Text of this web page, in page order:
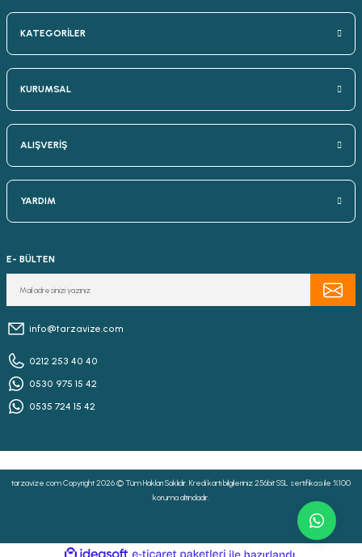
KATEGORİLER
KURUMSAL
ALIŞVERİŞ
YARDIM
E- BÜLTEN
info@tarzavize.com
0212 253 40 40
0530 975 15 42
0535 724 15 42
tarzavize.com Copyright 2026 © Tüm Hakları Saklıdır. Kredi kartı bilgileriniz 256bit SSL sertifikası ile %100
koruma altındadır.
ideasoft e-